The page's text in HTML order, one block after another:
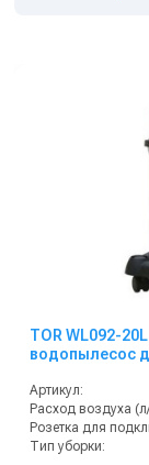
TOR WL092-
водопылесос
Артикул:
Расход воздуха
Тип уборки: